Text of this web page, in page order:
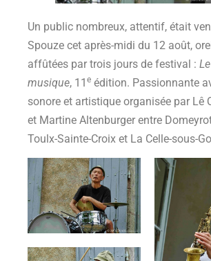
Un public nombreux, attentif, était
Spouze cet après-midi du 12 août,
affûtées par trois jours de festival :
musique, 11 e édition. Passionnante
sonore et artistique organisée par Lê
et Martine Altenburger entre
Toulx-Sainte-Croix et La Celle-sous-